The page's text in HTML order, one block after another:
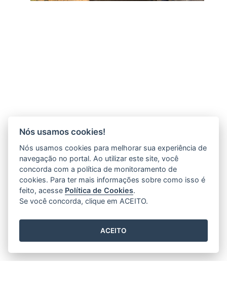
Nós usamos cookies!
Nós usamos cookies para melhorar sua experiência de
navegação no portal. Ao utilizar este site, você
concorda com a política de monitoramento de
cookies. Para ter mais informações sobre como isso é
feito, acesse Política de Cookies.
Se você concorda, clique em ACEITO.
ACEITO